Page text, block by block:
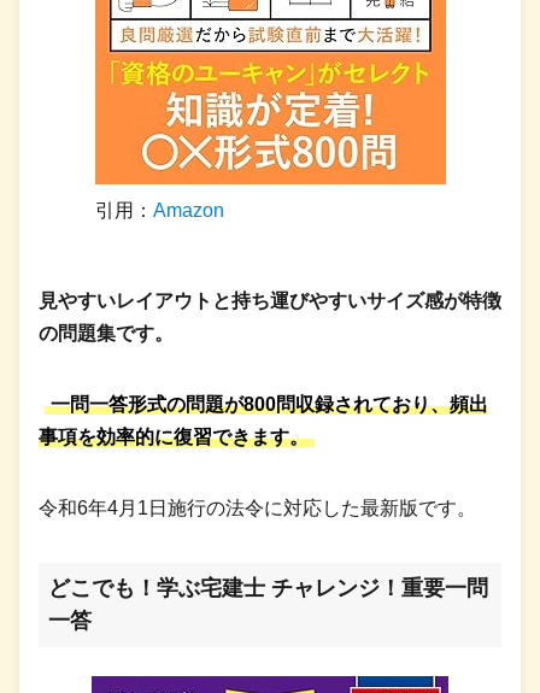
引用： Amazon
見やすいレイアウトと持ち運びやすいサイズ感が特徴
の問題集です。
一問一答形式の問題が800問収録されており、頻出
事項を効率的に復習できます。
令和6年4月1日施行の法令に対応した最新版です。
どこでも！学ぶ宅建士 チャレンジ！重要一問
一答